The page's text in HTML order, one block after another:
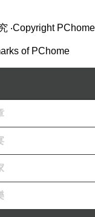
‧Copyright PChome
of PChome